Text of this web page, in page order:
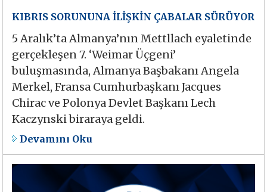
KIBRIS SORUNUNA İLİŞKİN ÇABALAR SÜRÜYOR
5 Aralık’ta Almanya’nın Mettllach eyaletinde
gerçekleşen 7. ‘Weimar Üçgeni’
buluşmasında, Almanya Başbakanı Angela
Merkel, Fransa Cumhurbaşkanı Jacques
Chirac ve Polonya Devlet Başkanı Lech
Kaczynski biraraya geldi.
Devamını Oku